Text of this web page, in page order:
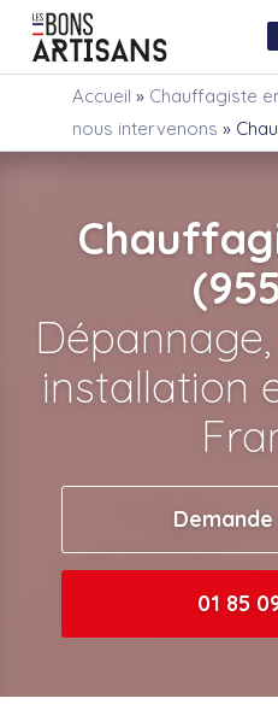
Accueil » Chauffagiste
nous intervenons »
installation
01 85